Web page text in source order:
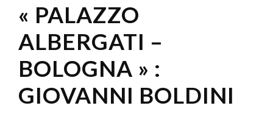
« PALAZZO
ALBERGATI –
BOLOGNA » :
GIOVANNI BOLDINI